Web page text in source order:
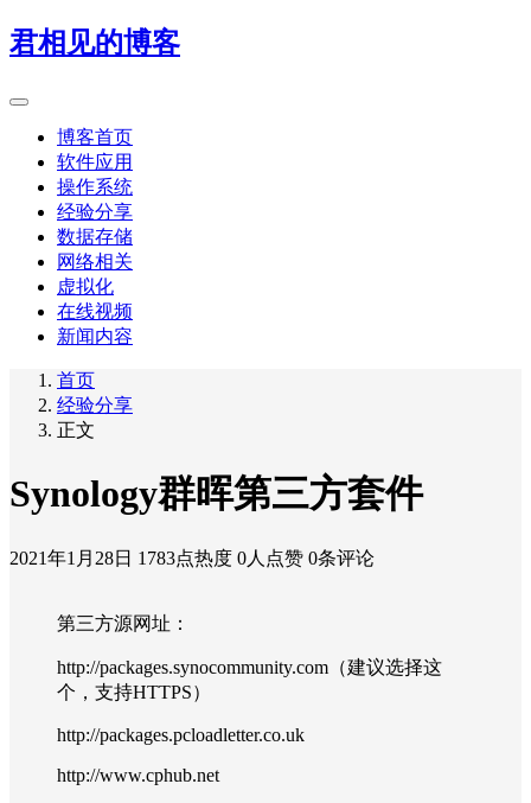
君相见的博客
博客首页
软件应用
操作系统
经验分享
数据存储
网络相关
虚拟化
在线视频
新闻内容
首页
经验分享
正文
Synology群晖第三方套件
2021年1月28日 1783点热度 0人点赞 0条评论
第三方源网址：
http://packages.synocommunity.com（建议选择这
个，支持HTTPS）
http://packages.pcloadletter.co.uk
http://www.cphub.net